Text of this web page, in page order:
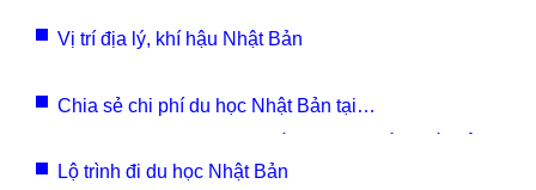
Vị trí địa lý, khí hậu Nhật Bản
Chia sẻ chi phí du học Nhật Bản tại
nay
Lộ trình đi du học Nhật Bản